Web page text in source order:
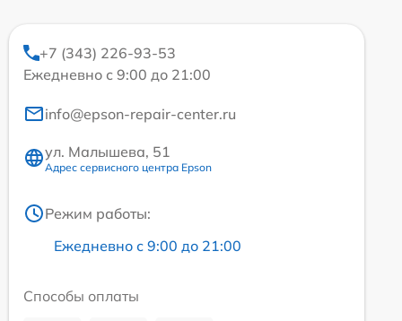
+7 (343) 226-93-53
Ежедневно с 9:00 до 21:00
info@epson-repair-center.ru
ул. Малышева, 51
Адрес сервисного центра Epson
Режим работы:
Ежедневно с 9:00 до 21:00
Способы оплаты